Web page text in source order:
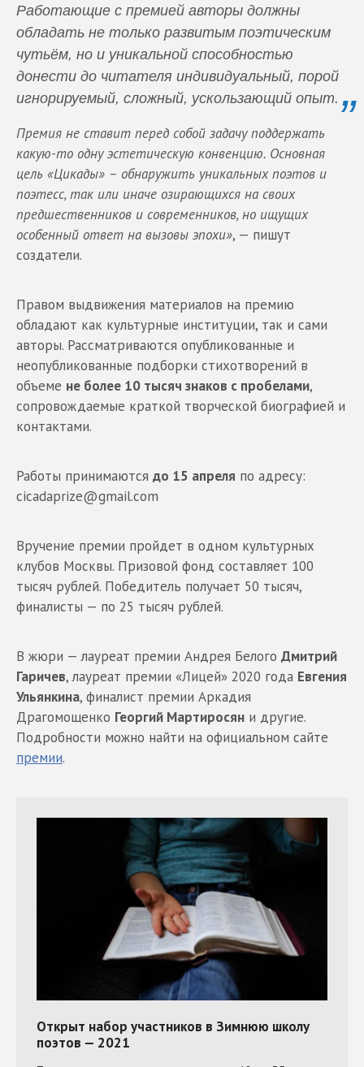
Работающие с премией авторы должны
обладать не только развитым поэтическим
чутьём, но и уникальной способностью
донести до читателя индивидуальный, порой
игнорируемый, сложный, ускользающий опыт.
Премия не ставит перед собой задачу поддержать
какую-то одну эстетическую конвенцию. Основная
цель «Цикады» – обнаружить уникальных поэтов и
поэтесс, так или иначе озирающихся на своих
предшественников и современников, но ищущих
особенный ответ на вызовы эпохи», — пишут
создатели.
Правом выдвижения материалов на премию
обладают как культурные институции, так и сами
авторы. Рассматриваются опубликованные и
неопубликованные подборки стихотворений в
объеме не более 10 тысяч знаков с пробелами,
сопровождаемые краткой творческой биографией и
контактами.
Работы принимаются до 15 апреля по адресу:
cicadaprize@gmail.com
Вручение премии пройдет в одном культурных
клубов Москвы. Призовой фонд составляет 100
тысяч рублей. Победитель получает 50 тысяч,
финалисты — по 25 тысяч рублей.
В жюри — лауреат премии Андрея Белого Дмитрий
Гаричев, лауреат премии «Лицей» 2020 года Евгения
Ульянкина, финалист премии Аркадия
Драгомощенко Георгий Мартиросян и другие.
Подробности можно найти на официальном сайте
премии.